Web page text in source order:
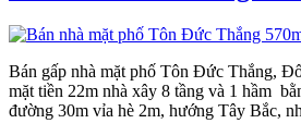
Bán gấp nhà mặt phố Tôn Đức Thắng,
mặt tiền 22m nhà xây 8 tầng và 1 hầm
đường 30m vỉa hè 2m, hướng Tây Bắc,